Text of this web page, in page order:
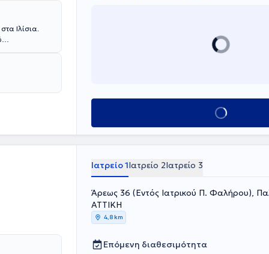
Ιλίσια.
της
του
Κλείσε ραντεβού
Ιατρείο 1Ιατρείο 2Ιατρείο 3
Άρεως 36 (Εντός Ιατρικού Π. Φαλήρου),
ΑΤΤΙΚΗ
4,8 km
Επόμενη διαθεσιμότητα